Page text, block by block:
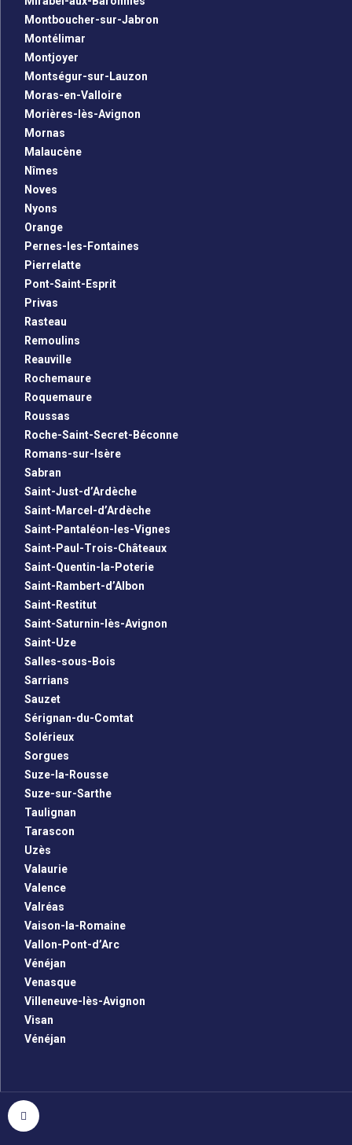
Montboucher-sur-Jabron
Montélimar
Montjoyer
Montségur-sur-Lauzon
Moras-en-Valloire
Morières-lès-Avignon
Mornas
Malaucène
Nîmes
Noves
Nyons
Orange
Pernes-les-Fontaines
Pierrelatte
Pont-Saint-Esprit
Privas
Rasteau
Remoulins
Reauville
Rochemaure
Roquemaure
Roussas
Roche-Saint-Secret-Béconne
Romans-sur-Isère
Sabran
Saint-Just-d’Ardèche
Saint-Marcel-d’Ardèche
Saint-Pantaléon-les-Vignes
Saint-Paul-Trois-Châteaux
Saint-Quentin-la-Poterie
Saint-Rambert-d’Albon
Saint-Restitut
Saint-Saturnin-lès-Avignon
Saint-Uze
Salles-sous-Bois
Sarrians
Sauzet
Sérignan-du-Comtat
Solérieux
Sorgues
Suze-la-Rousse
Suze-sur-Sarthe
Taulignan
Tarascon
Uzès
Valaurie
Valence
Valréas
Vaison-la-Romaine
Vallon-Pont-d’Arc
Vénéjan
Venasque
Villeneuve-lès-Avignon
Visan
Vénéjan